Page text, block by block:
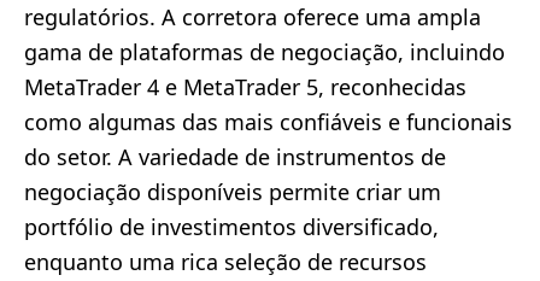
regulatórios. A corretora oferece uma ampla
gama de plataformas de negociação, incluindo
MetaTrader 4 e MetaTrader 5, reconhecidas
como algumas das mais confiáveis e funcionais
do setor. A variedade de instrumentos de
negociação disponíveis permite criar um
portfólio de investimentos diversificado,
enquanto uma rica seleção de recursos